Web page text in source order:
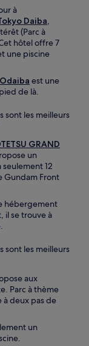
à
Daiba,
(Parc à
hôtel offre 7
une piscine
est une
de là.
sont les meilleurs
GRAND
un
12
Gundam Front
hébergement
il se trouve à
sont les meilleurs
aux
Parc à thème
à deux pas de
un